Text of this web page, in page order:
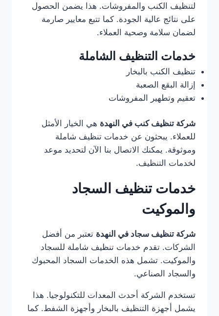
لتنظيف الكنب والمفروشات. هذا يضمن الحصول
على نتائج عالية الجودة. كما تتبع معايير صارمة
لضمان سلامة وصحية العملاء.
خدمات التنظيف الشاملة
تنظيف الكنب بالبخار
إزالة البقع الصعبة
تعقيم وتطهير المفروشات
شركة تنظيف كنب في النهدة هي الخيار الأمثل
للعملاء. يبحثون عن خدمات تنظيف شاملة
وموثوقة. يمكنك الاتصال بنا الآن لتحديد موعد
لخدمات التنظيف.
خدمات تنظيف السجاد
والموكيت
شركة تنظيف سجاد في النهدة تعتبر من أفضل
الشركات. تقدم خدمات تنظيف شاملة للسجاد
والموكيت. تشمل هذه الخدمات السجاد المحبوك
والسجاد الصناعي.
تستخدم الشركة أحدث المعدات للتكنولوجيا. هذا
يشمل أجهزة التنظيف بالبخار وأجهزة الشفط. كما